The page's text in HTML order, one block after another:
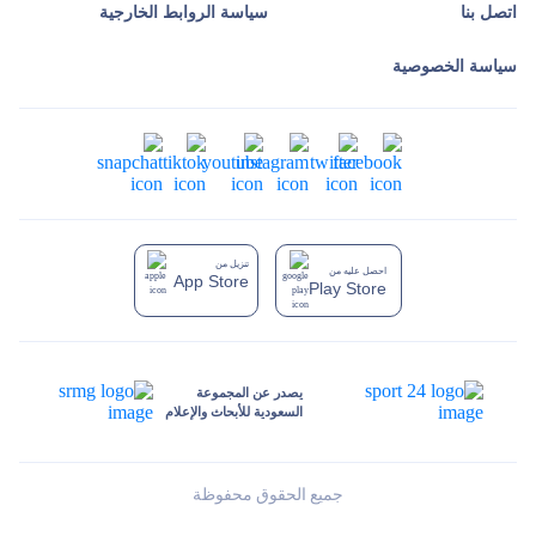
يصدر عن المجموعة
السعودية للأبحاث والإعلام
جميع الحقوق محفوظة
اتصل بنا سياسة الروابط الخارجية
سياسة الخصوصية
تنزيل من
App Store
احصل عليه من
Play Store